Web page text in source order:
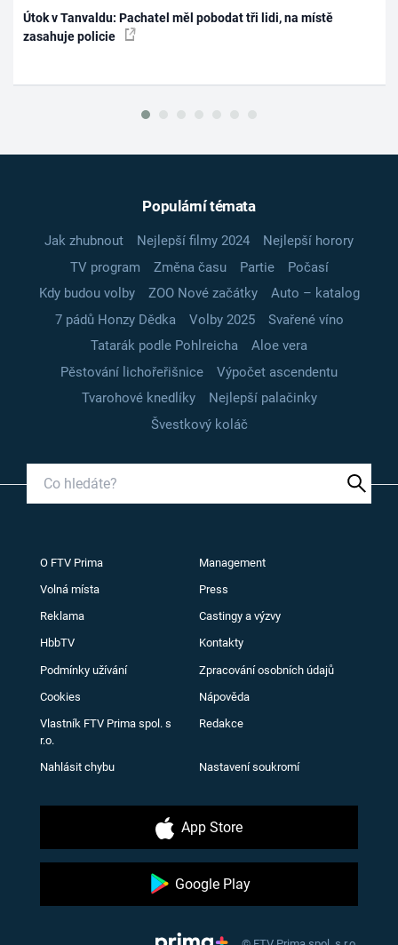
Útok v Tanvaldu: Pachatel měl pobodat tři lidi, na místě
zasahuje policie
Populární témata
Jak zhubnout Nejlepší filmy 2024
Nejlepší horory
TV program
Změna času Partie
Počasí
Kdy budou volby
ZOO Nové začátky
Auto – katalog
7 pádů Honzy Dědka
Volby 2025
Svařené víno
Tatarák podle Pohlreicha
Aloe vera
Pěstování lichořeřišnice
Výpočet ascendentu
Tvarohové knedlíky
Nejlepší palačinky
Švestkový koláč
O FTV Prima Management
Volná místa Press
Reklama Castingy a výzvy
HbbTV Kontakty
Podmínky užívání Zpracování osobních údajů
Cookies Nápověda
Vlastník FTV Prima spol. s
r.o.
Redakce
Nahlásit chybu Nastavení soukromí
App Store
Google Play